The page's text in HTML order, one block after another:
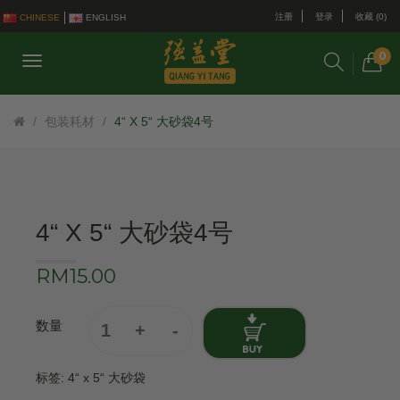
CHINESE ENGLISH 注册 登录 收藏 (0)
0
包装耗材 4“ X 5“ 大砂袋4号
4“ X 5“ 大砂袋4号
RM15.00
数量
标签: 4“ x 5“ 大砂袋